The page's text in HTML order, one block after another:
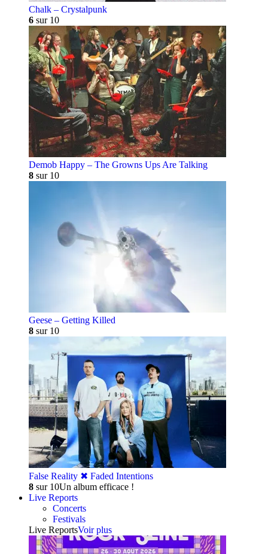
Chalk – Crystalpunk
6 sur 10
Demob Happy – The Growns Ups Are Talking
8 sur 10
Geese – Getting Killed
8 sur 10
False Reality ✖︎ Faded Intentions
8 sur 10Un album efficace !
Live Reports
Concerts
Festivals
Live ReportsVoir plus